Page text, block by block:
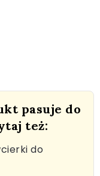
pasuje do
też:
do